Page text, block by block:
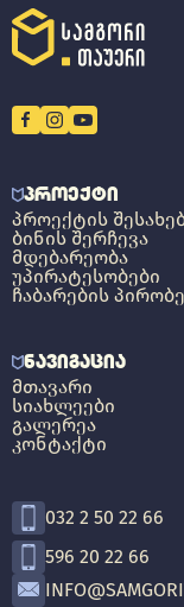
ᲞᲠᲝᲔᲥᲢᲘ
ᲞᲠᲝᲔᲥᲢᲘᲡ
ᲑᲘᲜᲘᲡ ᲨᲔᲠᲩᲔᲕᲐ
ᲛᲓᲔᲑᲐᲠᲔᲝᲑᲐ
ᲣᲞᲘᲠᲐᲢᲔᲡᲝᲑᲔᲑᲘ
ᲩᲐᲑᲐᲠᲔᲑᲘᲡ
ᲜᲐᲕᲘᲒᲐᲪᲘᲐ
ᲛᲗᲐᲕᲐᲠᲘ
ᲡᲘᲐᲮᲚᲔᲔᲑᲘ
ᲒᲐᲚᲔᲠᲔᲐ
ᲙᲝᲜᲢᲐᲥᲢᲘ
032 2 50 22 66
596 20 22 66